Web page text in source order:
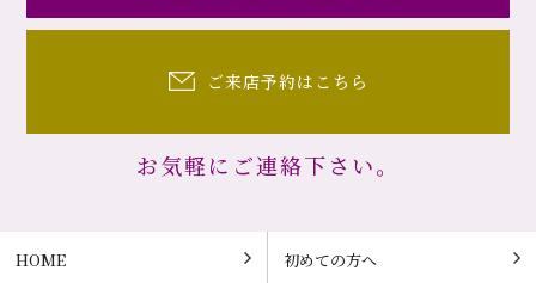
ご来店予約はこちら
お気軽にご連絡下さい。
HOME 初めての方へ